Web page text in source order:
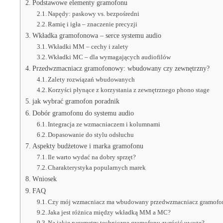
Podstawowe elementy gramofonu
Napędy: paskowy vs. bezpośredni
Ramię i igła – znaczenie precyzji
Wkładka gramofonowa – serce systemu audio
Wkładki MM – cechy i zalety
Wkładki MC – dla wymagających audiofilów
Przedwzmacniacz gramofonowy: wbudowany czy zewnętrzny?
Zalety rozwiązań wbudowanych
Korzyści płynące z korzystania z zewnętrznego phono stage
jak wybrać gramofon poradnik
Dobór gramofonu do systemu audio
Integracja ze wzmacniaczem i kolumnami
Dopasowanie do stylu odsłuchu
Aspekty budżetowe i marka gramofonu
Ile warto wydać na dobry sprzęt?
Charakterystyka popularnych marek
Wniosek
FAQ
Czy mój wzmacniacz ma wbudowany przedwzmacniacz
Jaka jest różnica między wkładką MM a MC?